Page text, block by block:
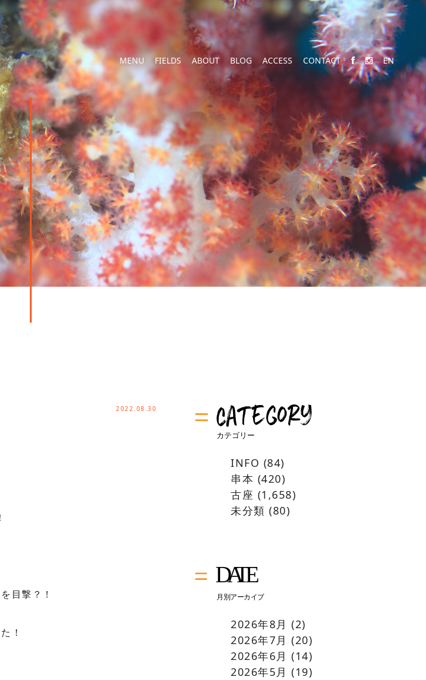
MENU FIELDS ABOUT BLOG ACCESS CONTACT EN
2022.08.30
目撃？！
！
INFO (84)
串本 (420)
古座 (1,658)
未分類 (80)
2026年8月 (2)
2026年7月 (20)
2026年6月 (14)
2026年5月 (19)